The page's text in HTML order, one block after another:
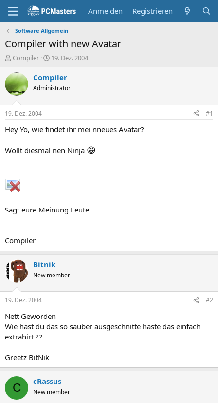
Anmelden Registrieren
Software Allgemein
Compiler with new Avatar
E
s
t
e
e
r
Compiler
E
s
t
e
t
a
19. Dez. 2004
Compiler
Administrator
19. Dez. 2004 #1
Hey Yo, wie findet ihr mei nneues Avatar?
Wollt diesmal nen Ninja 😀
Sagt eure Meinung Leute.
Compiler
Bitnik
New member
19. Dez. 2004 #2
Nett Geworden
Wie hast du das so sauber ausgeschnitte haste das einfach
extrahirt ??
Greetz BitNik
C cRassus
New member